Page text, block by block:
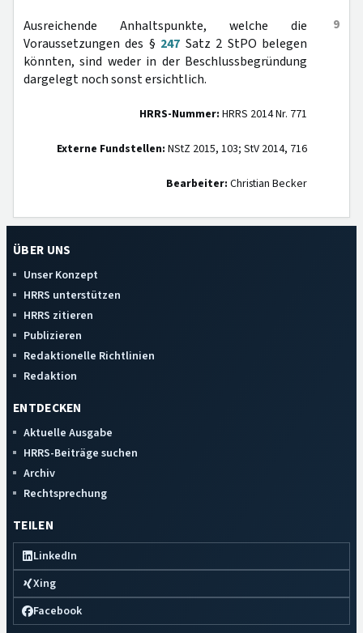
9
Ausreichende Anhaltspunkte, welche die
Voraussetzungen des § 247 Satz 2 StPO belegen
könnten, sind weder in der Beschlussbegründung
dargelegt noch sonst ersichtlich.
HRRS-Nummer: HRRS 2014 Nr. 771
Externe Fundstellen: NStZ 2015, 103; StV 2014, 716
Bearbeiter: Christian Becker
ÜBER UNS
Unser Konzept
HRRS unterstützen
HRRS zitieren
Publizieren
Redaktionelle Richtlinien
Redaktion
ENTDECKEN
Aktuelle Ausgabe
HRRS-Beiträge suchen
Archiv
Rechtsprechung
TEILEN
LinkedIn
Xing
Facebook